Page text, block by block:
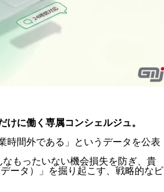
けに働く専属コンシェルジュ。
時間外である」というデータを公表
もったいない機会損失を防ぎ、貴
ータ）」を掘り起こす、戦略的なビ